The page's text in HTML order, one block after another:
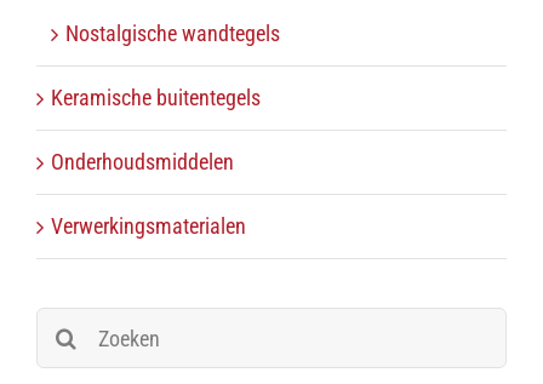
Nostalgische wandtegels
Keramische buitentegels
Onderhoudsmiddelen
Verwerkingsmaterialen
Zoeken
naar: